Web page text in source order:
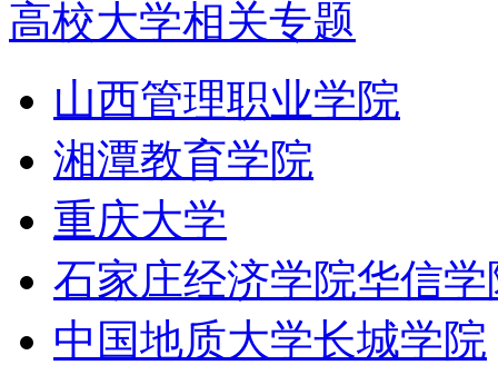
高校大学相关专题
山西管理职业学院
湘潭教育学院
重庆大学
石家庄经济学院华信学
中国地质大学长城学院